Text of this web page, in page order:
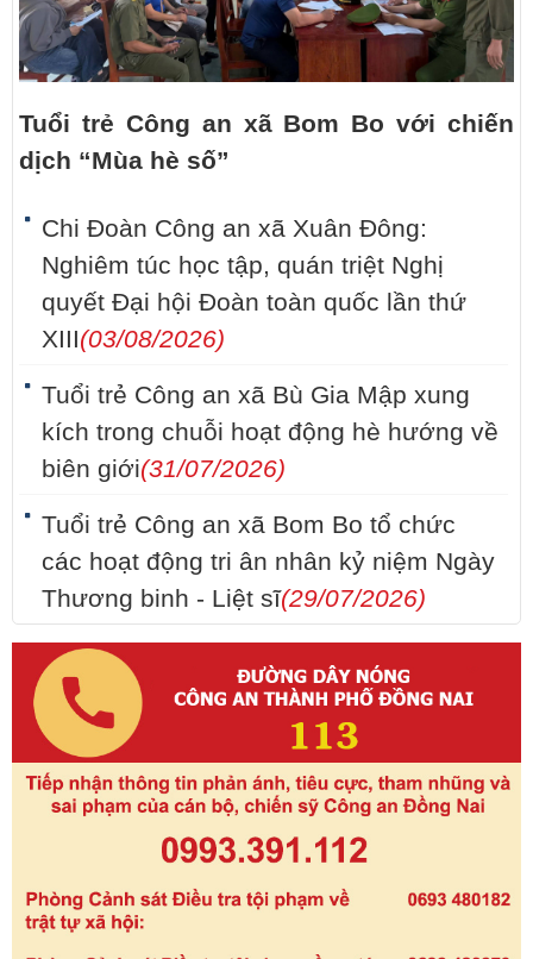
Tuổi trẻ Công an xã Bom Bo với chiến
dịch “Mùa hè số”
Chi Đoàn Công an xã Xuân Đông:
Nghiêm túc học tập, quán triệt Nghị
quyết Đại hội Đoàn toàn quốc lần thứ
XIII(03/08/2026)
Tuổi trẻ Công an xã Bù Gia Mập xung
kích trong chuỗi hoạt động hè hướng về
biên giới(31/07/2026)
Tuổi trẻ Công an xã Bom Bo tổ chức
các hoạt động tri ân nhân kỷ niệm Ngày
Thương binh - Liệt sĩ(29/07/2026)